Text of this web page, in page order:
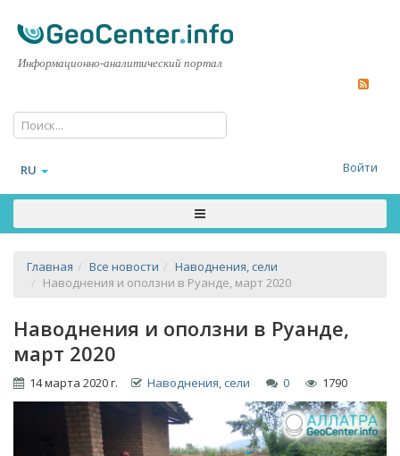
Информационно-аналитический портал
RU Войти
Главная Все новости
Наводнения, сели
Наводнения и оползни в Руанде, март 2020
Наводнения и оползни в Руанде,
март 2020
14 марта 2020 г. Наводнения, сели 0 1790